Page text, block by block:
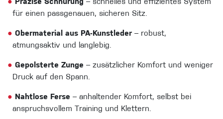
● Präzise Schnürung – schnelles und effizientes System
für einen passgenauen, sicheren Sitz.
● Obermaterial aus PA-Kunstleder – robust,
atmungsaktiv und langlebig.
● Gepolsterte Zunge – zusätzlicher Komfort und weniger
Druck auf den Spann.
● Nahtlose Ferse – anhaltender Komfort, selbst bei
anspruchsvollem Training und Klettern.